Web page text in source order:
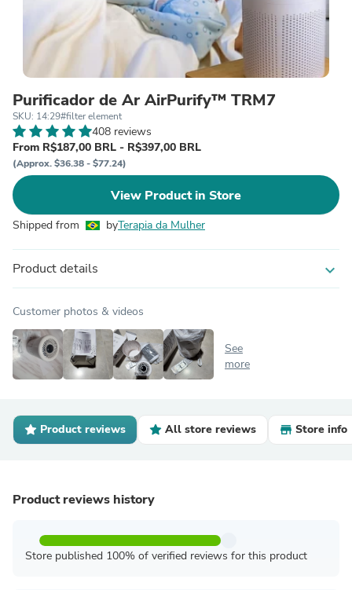
Purificador de Ar AirPurify™ TRM7
SKU: 14:29#filter element
408 reviews
From R$187,00 BRL - R$397,00 BRL
(Approx. $36.38 - $77.24)
View Product in Store
Shipped from byTerapia da Mulher
Product details expand_more
Customer photos & videos
See
more
Product reviews All store reviews Store info
Product reviews history
Store published 100% of verified reviews for this product